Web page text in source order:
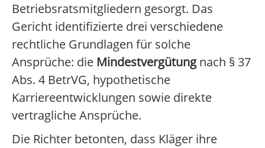
Betriebsratsmitgliedern gesorgt. Das
Gericht identifizierte drei verschiedene
rechtliche Grundlagen für solche
Ansprüche: die Mindestvergütungnach § 37
Abs. 4 BetrVG, hypothetische
Karriereentwicklungen sowie direkte
vertragliche Ansprüche.
Die Richter betonten, dass Kläger ihre